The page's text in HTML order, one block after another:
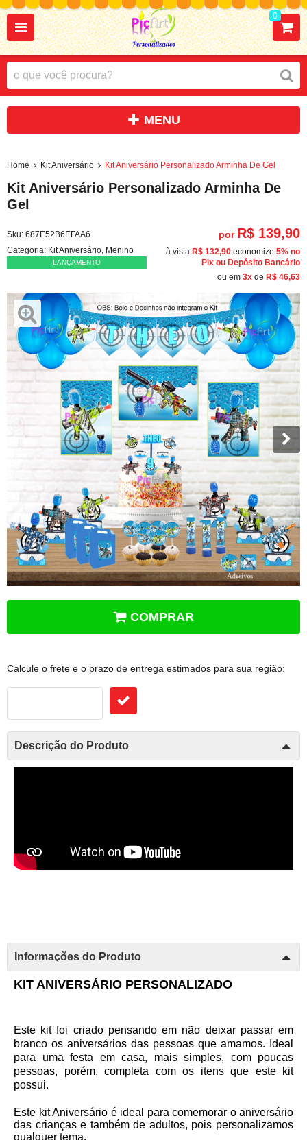
0
Home Kit Aniversário Kit Aniversário Personalizado Arminha De Gel
Kit Aniversário Personalizado Arminha De
Gel
Sku: 687E52B6EFAA6
Categoria: Kit Aniversário Menino
LANÇAMENTO
por R$ 139,90
à vista R$ 132,90 economize 5% no
Pix ou Depósito Bancário
ou em 3x de R$ 46,63
COMPRAR
Calcule o frete e o prazo de entrega estimados para sua região:
Descrição do Produto
Informações do Produto
KIT ANIVERSÁRIO PERSONALIZADO
Este kit foi criado pensando em não deixar passar em
branco os aniversários das pessoas que amamos. Ideal
para uma festa em casa, mais simples, com poucas
pessoas, porém, completa com os itens que este kit
possui.
Este kit Aniversário é ideal para comemorar o aniversário
das crianças e também de adultos, pois personalizamos
qualquer tema.